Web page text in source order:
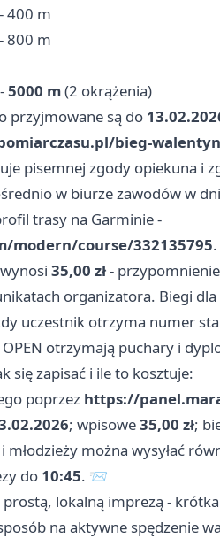
400 m
800 m
5000 m(2 okrążenia)
przyjmowane są do
bieg-
pisemnej zgody opiekuna i
w biurze zawodów w
trasy na Garminie -
modern/course/332135795
35,00 zł-
organizatora. Biegi dla
uczestnik otrzyma numer
otrzymają puchary i
się zapisać i ile to kosztuje:
poprzez https://
; wpisowe35,00 zł;
młodzieży można wysyłać
do 10:45. 📨
lokalną imprezą -
na aktywne spędzenie